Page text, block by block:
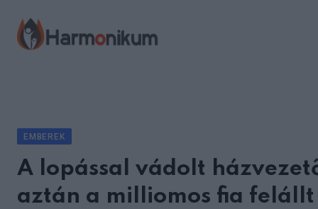
content
EMBEREK
A lopással vádolt
aztán a milliomos fia felállt